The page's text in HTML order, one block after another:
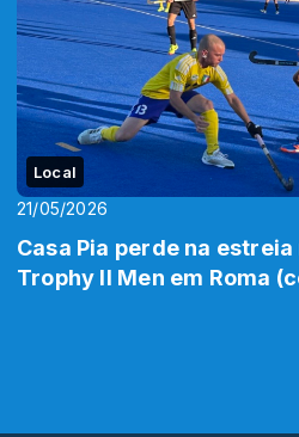
Local
21/05/2026
Casa Pia perde na
Trophy II Men em Roma